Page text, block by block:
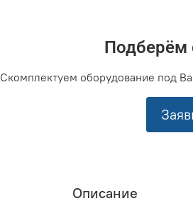
Подберём
Скомплектуем оборудование под
Описание